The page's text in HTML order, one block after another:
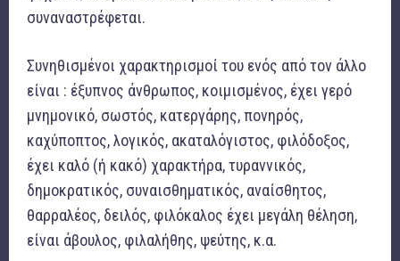
συναναστρέφεται.
Συνηθισμένοι χαρακτηρισμοί του ενός από τον άλλο
είναι : έξυπνος άνθρωπος, κοιμισμένος, έχει γερό
μνημονικό, σωστός, κατεργάρης, πονηρός,
καχύποπτος, λογικός, ακαταλόγιστος, φιλόδοξος,
έχει καλό (ή κακό) χαρακτήρα, τυραννικός,
δημοκρατικός, συναισθηματικός, αναίσθητος,
θαρραλέος, δειλός, φιλόκαλος έχει μεγάλη θέληση,
είναι άβουλος, φιλαλήθης, ψεύτης, κ.α.